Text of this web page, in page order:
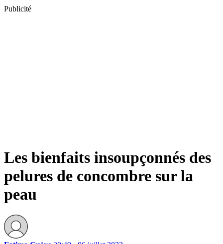
Publicité
Les bienfaits insoupçonnés des
pelures de concombre sur la
peau